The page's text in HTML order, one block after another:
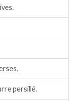
persillé.